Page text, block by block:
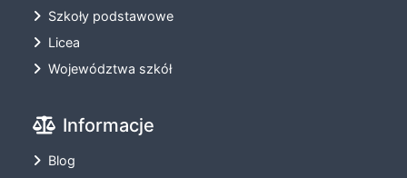
Szkoły podstawowe
Licea
Województwa szkół
Informacje
Blog